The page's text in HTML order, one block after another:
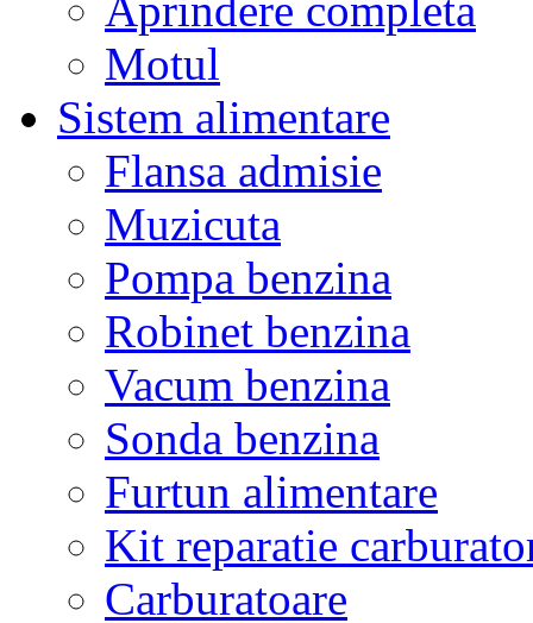
Motul
Sistem alimentare
Flansa admisie
Muzicuta
Pompa benzina
Robinet benzina
Vacum benzina
Sonda benzina
Furtun alimentare
Kit reparatie
Carburatoare